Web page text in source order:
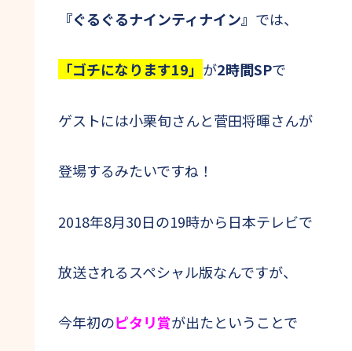
『ぐるぐるナインティナイン』 では、
「ゴチになります19」 が2時間SPで
ゲストには小栗旬さんと菅田将暉さんが
登場するみたいですね！
2018年8月30日の19時から日本テレビで
放送されるスペシャル版なんですが、
今年初のピタリ賞が出たということで